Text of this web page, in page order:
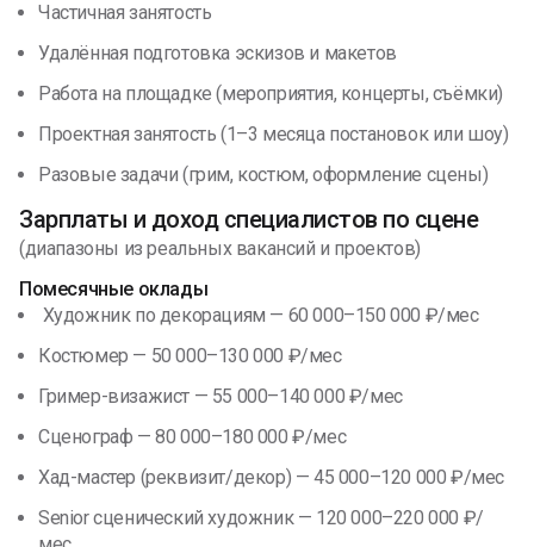
Частичная занятость
Удалённая подготовка эскизов и макетов
Работа на площадке (мероприятия, концерты, съёмки)
Проектная занятость (1–3 месяца постановок или шоу)
Разовые задачи (грим, костюм, оформление сцены)
Зарплаты и доход специалистов по сцене
(диапазоны из реальных вакансий и проектов)
Помесячные оклады
Художник по декорациям — 60 000–150 000 ₽/мес
Костюмер — 50 000–130 000 ₽/мес
Гример-визажист — 55 000–140 000 ₽/мес
Сценограф — 80 000–180 000 ₽/мес
Хад-мастер (реквизит/декор) — 45 000–120 000 ₽/мес
Senior сценический художник — 120 000–220 000 ₽/